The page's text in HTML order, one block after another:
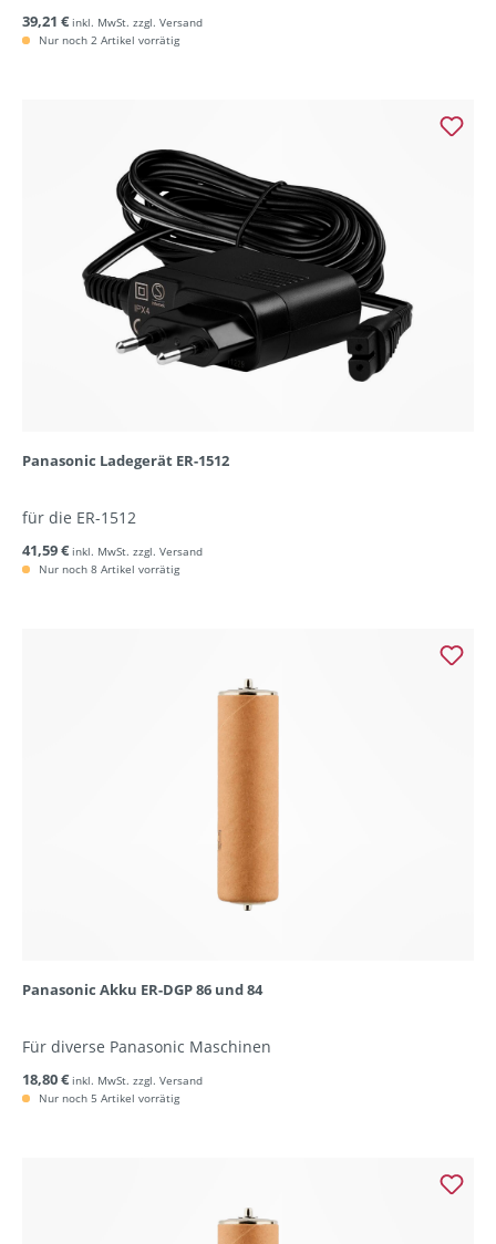
39,21 € inkl. MwSt. zzgl. Versand
Nur noch 2 Artikel vorrätig
Panasonic Ladegerät ER-1512
für die ER-1512
41,59 € inkl. MwSt. zzgl. Versand
Nur noch 8 Artikel vorrätig
Panasonic Akku ER-DGP 86 und 84
Für diverse Panasonic Maschinen
18,80 € inkl. MwSt. zzgl. Versand
Nur noch 5 Artikel vorrätig